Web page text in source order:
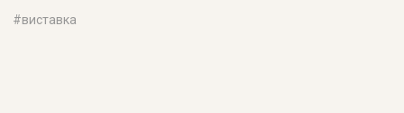
#виставка